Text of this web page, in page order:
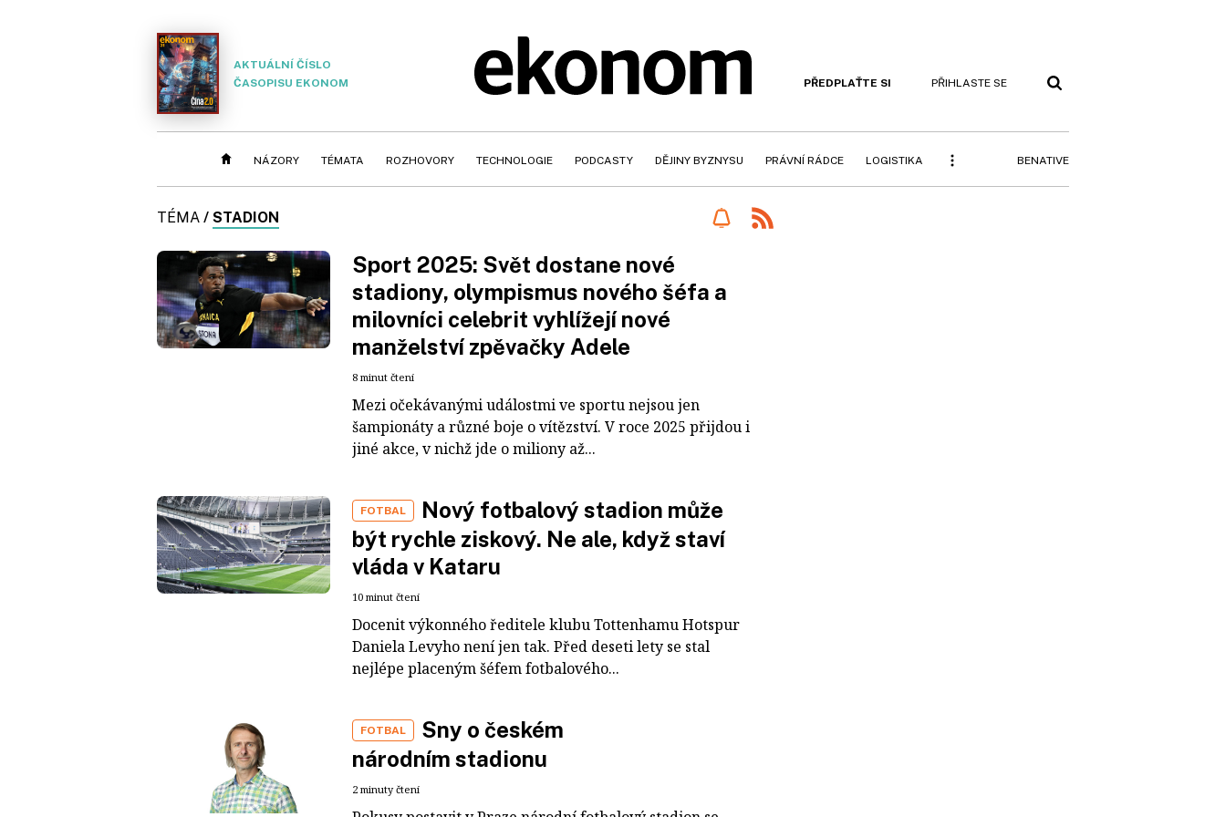
AKTUÁLNÍ ČÍSLO
ČASOPISU EKONOM
PŘEDPLAŤTE SI PŘIHLASTE SE
NÁZORY TÉMATA ROZHOVORY TECHNOLOGIE PODCASTY DĚJINY BYZNYSU PRÁVNÍ RÁDCE LOGISTIKA BENATIVE
TÉMA / STADION
Sport 2025: Svět dostane nové
stadiony, olympismus nového šéfa a
milovníci celebrit vyhlížejí nové
manželství zpěvačky Adele
8 minut čtení
Mezi očekávanými událostmi ve sportu nejsou jen
šampionáty a různé boje o vítězství. V roce 2025 přijdou i
jiné akce, v nichž jde o miliony až...
FOTBAL
Nový fotbalový stadion může
být rychle ziskový. Ne ale, když staví
vláda v Kataru
10 minut čtení
Docenit výkonného ředitele klubu Tottenhamu Hotspur
Daniela Levyho není jen tak. Před deseti lety se stal
nejlépe placeným šéfem fotbalového...
FOTBAL
Sny o českém
národním stadionu
2 minuty čtení